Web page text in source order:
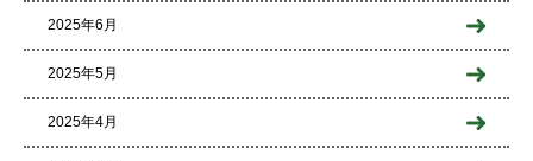
2025年6月
2025年5月
2025年4月